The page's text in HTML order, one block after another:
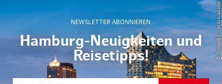
NEWSLETTER ABONNIEREN
Hamburg-Neuigkeiten und
Reisetipps!
© Powell83 – stock.adobe.com